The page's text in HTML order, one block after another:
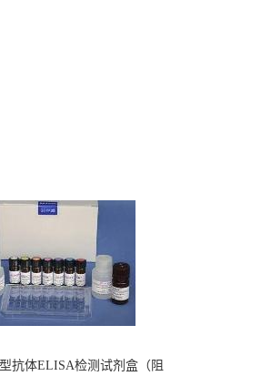
抗体ELISA检测试剂盒（阻